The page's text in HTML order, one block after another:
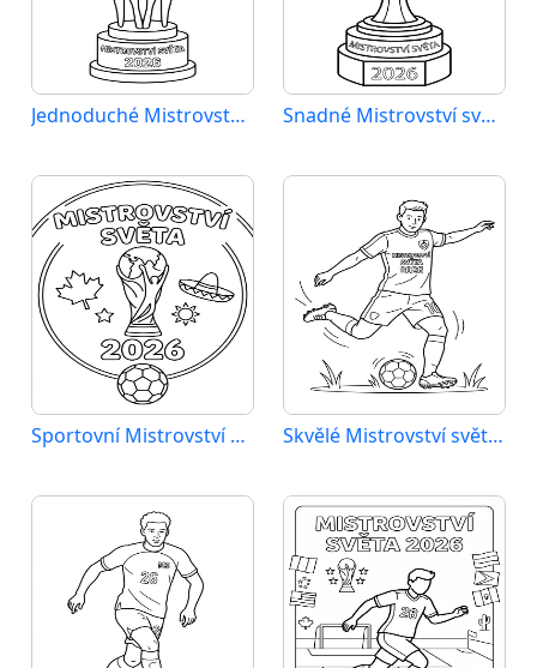
Jednoduché Mistrovství světa 2026 Snadné Mistrovství světa 2026
Sportovní Mistrovství světa 2026 Skvělé Mistrovství světa 2026